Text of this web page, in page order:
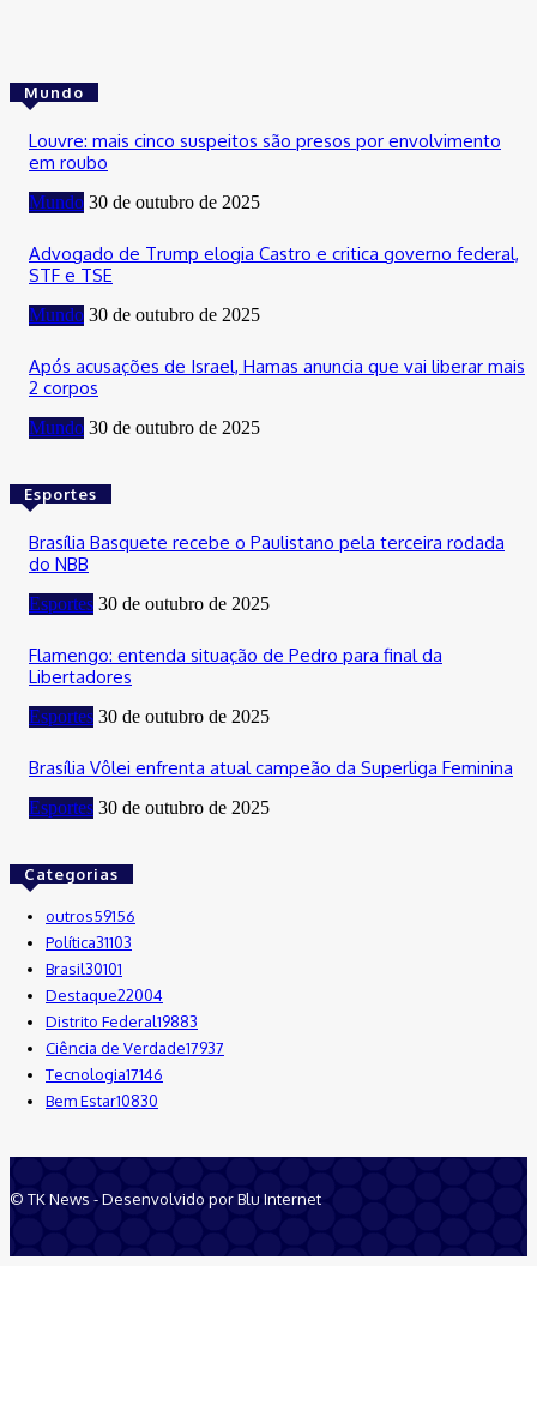
Mundo
Louvre: mais cinco suspeitos são presos por envolvimento
em roubo
Mundo 30 de outubro de 2025
Advogado de Trump elogia Castro e critica governo federal,
STF e TSE
Mundo 30 de outubro de 2025
Após acusações de Israel, Hamas anuncia que vai liberar mais
2 corpos
Mundo 30 de outubro de 2025
Esportes
Brasília Basquete recebe o Paulistano pela terceira rodada
do NBB
Esportes 30 de outubro de 2025
Flamengo: entenda situação de Pedro para final da
Libertadores
Esportes 30 de outubro de 2025
Brasília Vôlei enfrenta atual campeão da Superliga Feminina
Esportes 30 de outubro de 2025
Categorias
outros59156
Política31103
Brasil30101
Destaque22004
Distrito Federal19883
Ciência de Verdade17937
Tecnologia17146
Bem Estar10830
© TK News - Desenvolvido por Blu Internet